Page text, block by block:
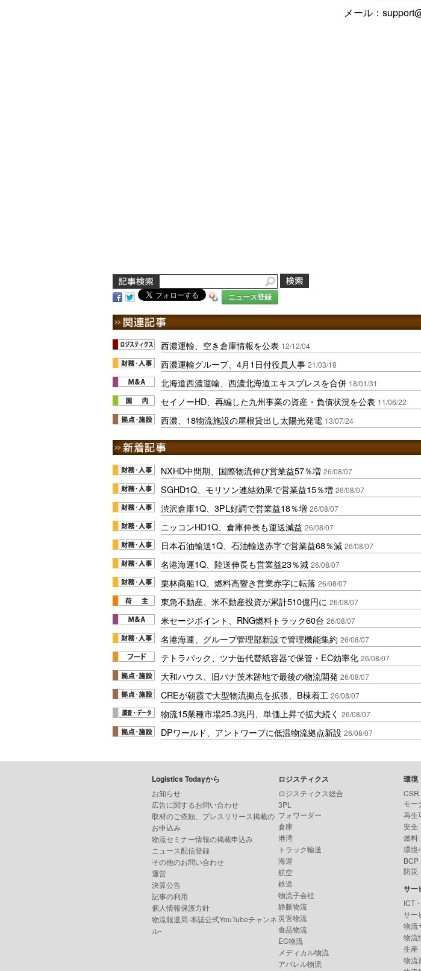
メール：
ニュース登録
西濃運輸、空き倉庫情報を公表 12/12/04
西濃運輸グループ、4月1日付役員人事 21/03/18
北海道西濃運輸、西濃北海道エキスプレスを合併 18/01/31
セイノーHD、再編した九州事業の資産・負債状況を公表 11/06/22
西濃、18物流施設の屋根貸出し太陽光発電 13/07/24
NXHD中間期、国際物流伸び営業益57％増 26/08/07
SGHD1Q、モリソン連結効果で営業益15％増 26/08/07
渋沢倉庫1Q、3PL好調で営業益18％増 26/08/07
ニッコンHD1Q、倉庫伸長も運送減益 26/08/07
日本石油輸送1Q、石油輸送赤字で営業益68％減 26/08/07
名港海運1Q、陸送伸長も営業益23％減 26/08/07
栗林商船1Q、燃料高響き営業赤字に転落 26/08/07
東急不動産、米不動産投資が累計510億円に 26/08/07
米セージポイント、RNG燃料トラック60台 26/08/07
名港海運、グループ管理部新設で管理機能集約 26/08/07
テトラパック、ツナ缶代替紙容器で保管・EC効率化 26/08/07
大和ハウス、旧パナ茨木跡地で最後の物流開発 26/08/07
CREが朝霞で大型物流拠点を拡張、B棟着工 26/08/07
物流15業種市場25.3兆円、単価上昇で拡大続く 26/08/07
DPワールド、アントワープに低温物流拠点新設 26/08/07
Logistics Todayから
お知らせ
広告に関するお問い合わせ
取材のご依頼、プレスリリース掲載の
お申込み
物流セミナー情報の掲載申込み
ニュース配信登録
その他のお問い合わせ
運営
決算公告
記事の利用
個人情報保護方針
物流報道局-本誌公式YouTubeチャンネ
ル-
ロジスティクス
ロジスティクス総合
3PL
フォワーダー
倉庫
港湾
トラック輸送
海運
航空
鉄道
物流子会社
静脈物流
災害物流
食品物流
EC物流
メディカル物流
アパレル物流
環境
CSR
モー
再生
安全
燃料
環境
BCP
防災
サー
ICT
サー
物流
物流
生産
物流